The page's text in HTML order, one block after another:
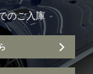
のご入庫